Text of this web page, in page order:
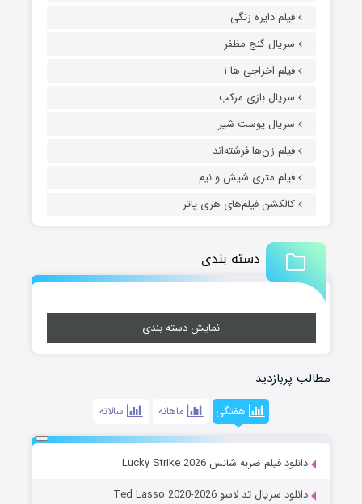
فیلم دایره زنگی
سریال گنج مظفر
فیلم اخراجی ها ۱
سریال بازی مرکب
سریال پوست شیر
فیلم زن‌ها فرشته‌اند
فیلم متری شیش و نیم
کالکشن فیلم‌های هری پاتر
دسته بندی
نمایش دسته بندی
مطالب پربازدید
هفتگی ماهانه سالانه
دانلود فیلم ضربه شانس Lucky Strike 2026
دانلود سریال تد لاسو Ted Lasso 2020-2026